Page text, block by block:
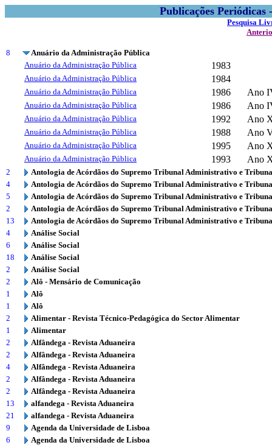
Publicações
Pesquisa
8
Anuário da Administração Pública
Anuário da Administração Pública
1983
Anuário da Administração Pública 1984
Anuário da Administração Pública 1986 Ano
Anuário da Administração Pública 1986 Ano
Anuário da Administração Pública 1992 Ano
Anuário da Administração Pública 1988 Ano
Anuário da Administração Pública 1995 Ano
Anuário da Administração Pública 1993 Ano
2
Antologia de Acórdãos do Supremo Tribunal Administrativo e
4
Antologia de Acórdãos do Supremo Tribunal Administrativo e
5
Antologia de Acórdãos do Supremo Tribunal Administrativo e
2
Antologia de Acórdãos do Supremo Tribunal Administrativo e
13
Antologia de Acórdãos do Supremo Tribunal Administrativo e
4
Análise Social
6
Análise Social
18
Análise Social
2
Análise Social
2
Alô - Mensário de Comunicação
1
Alô
1
Alô
2
Alimentar - Revista Técnico-Pedagógica do Sector Alimentar
1
Alimentar
2
Alfândega - Revista Aduaneira
2
Alfândega - Revista Aduaneira
4
Alfândega - Revista Aduaneira
2
Alfândega - Revista Aduaneira
2
Alfândega - Revista Aduaneira
13
alfandega - Revista Aduaneira
21
alfandega - Revista Aduaneira
9
Agenda da Universidade de Lisboa
6
Agenda da Universidade de Lisboa